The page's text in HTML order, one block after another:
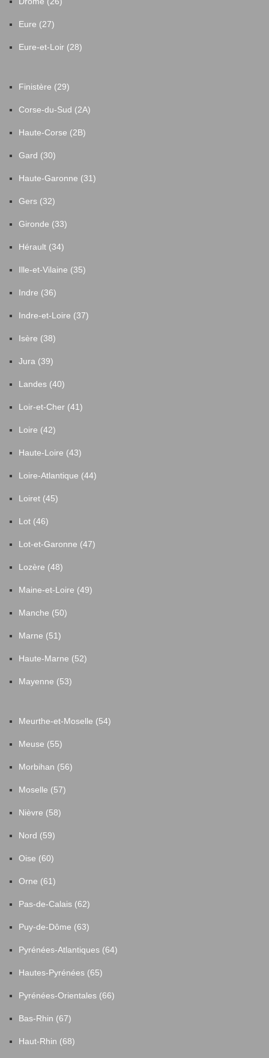
Eure (27)
Eure-et-Loir (28)
Finistère (29)
Corse-du-Sud (2A)
Haute-Corse (2B)
Gard (30)
Haute-Garonne (31)
Gers (32)
Gironde (33)
Hérault (34)
Ille-et-Vilaine (35)
Indre (36)
Indre-et-Loire (37)
Isère (38)
Jura (39)
Landes (40)
Loir-et-Cher (41)
Loire (42)
Haute-Loire (43)
Loire-Atlantique (44)
Loiret (45)
Lot (46)
Lot-et-Garonne (47)
Lozère (48)
Maine-et-Loire (49)
Manche (50)
Marne (51)
Haute-Marne (52)
Mayenne (53)
Meurthe-et-Moselle (54)
Meuse (55)
Morbihan (56)
Moselle (57)
Nièvre (58)
Nord (59)
Oise (60)
Orne (61)
Pas-de-Calais (62)
Puy-de-Dôme (63)
Pyrénées-Atlantiques (64)
Hautes-Pyrénées (65)
Pyrénées-Orientales (66)
Bas-Rhin (67)
Haut-Rhin (68)